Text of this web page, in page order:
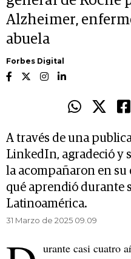
Alzheimer,
abuela
Forbes Digital
A través de una
LinkedIn, agradeció y
la acompañaron en su
qué aprendió durante
Latinoamérica.
31 Marzo de 2025 09.09
urante casi cuatro